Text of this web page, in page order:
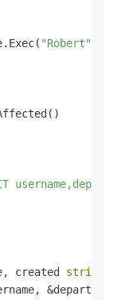
"Robert"
created string